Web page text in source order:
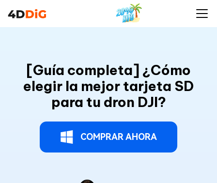
[Guía completa] ¿Cómo
elegir la mejor tarjeta SD
para tu dron DJI?
COMPRAR AHORA